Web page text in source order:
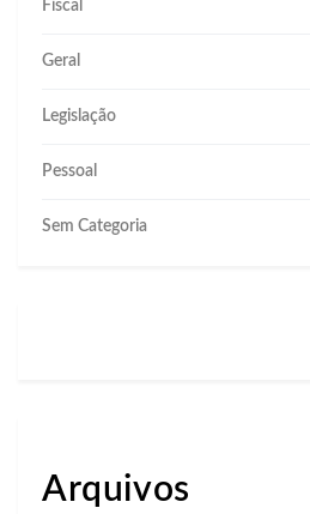
Fiscal
Geral
Legislação
Pessoal
Sem Categoria
Arquivos